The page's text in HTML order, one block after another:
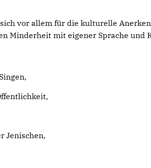
vor allem für die kulturelle
Minderheit mit eigener Sprache und
Jenischen,